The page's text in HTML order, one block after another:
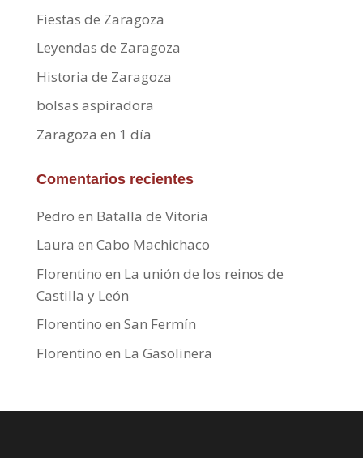
Fiestas de Zaragoza
Leyendas de Zaragoza
Historia de Zaragoza
bolsas aspiradora
Zaragoza en 1 día
Comentarios recientes
Pedro en Batalla de Vitoria
Laura en Cabo Machichaco
Florentino en La unión de los reinos de
Castilla y León
Florentino en San Fermín
Florentino en La Gasolinera